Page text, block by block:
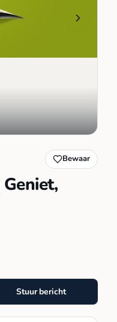
Bewaar
Stuur bericht